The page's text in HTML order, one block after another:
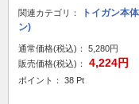
関連カテゴリ： トイガン本体
ン)
通常価格(税込)：
5,280円
販売価格(税込)：
4,224円
ポイント： 38 Pt